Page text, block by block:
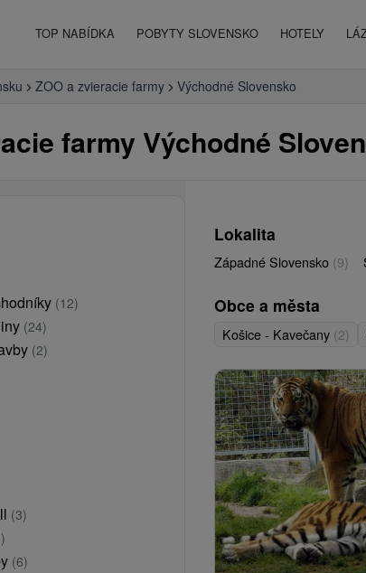
TOP NABÍDKA POBYTY SLOVENSKO HOTELY
ZOO a zvieracie farmy Východné Slovensko
farmy Východné
(12)
(24)
(2)
(3)
(6)
Lokalita
Západné Slovensko (9)
Obce a města
Košice - Kavečany (2)